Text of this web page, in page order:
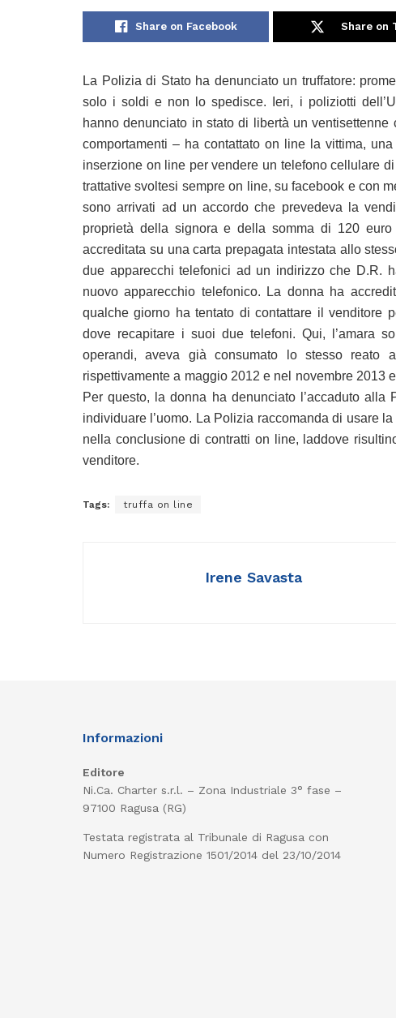
Share on Facebook Share on
La Polizia di Stato ha denunciato un truffatore:
solo i soldi e non lo spedisce. Ieri, i poliziotti
hanno denunciato in stato di libertà un
comportamenti – ha contattato on line la vittima,
inserzione on line per vendere un telefono cellulare
trattative svoltesi sempre on line, su facebook e con
sono arrivati ad un accordo che prevedeva la
proprietà della signora e della somma di 120
accreditata su una carta prepagata intestata allo
due apparecchi telefonici ad un indirizzo che D.R.
nuovo apparecchio telefonico. La donna ha
qualche giorno ha tentato di contattare il venditore
dove recapitare i suoi due telefoni. Qui, l’amara
operandi, aveva già consumato lo stesso
rispettivamente a maggio 2012 e nel novembre 2013
Per questo, la donna ha denunciato l’accaduto
individuare l’uomo. La Polizia raccomanda di usare
nella conclusione di contratti on line, laddove
venditore.
Tags: truffa on line
Irene Savasta
Informazioni
Editore
Ni.Ca. Charter s.r.l. – Zona Industriale 3° fase –
97100 Ragusa (RG)
Testata registrata al Tribunale di Ragusa con
Numero Registrazione 1501/2014 del 23/10/2014